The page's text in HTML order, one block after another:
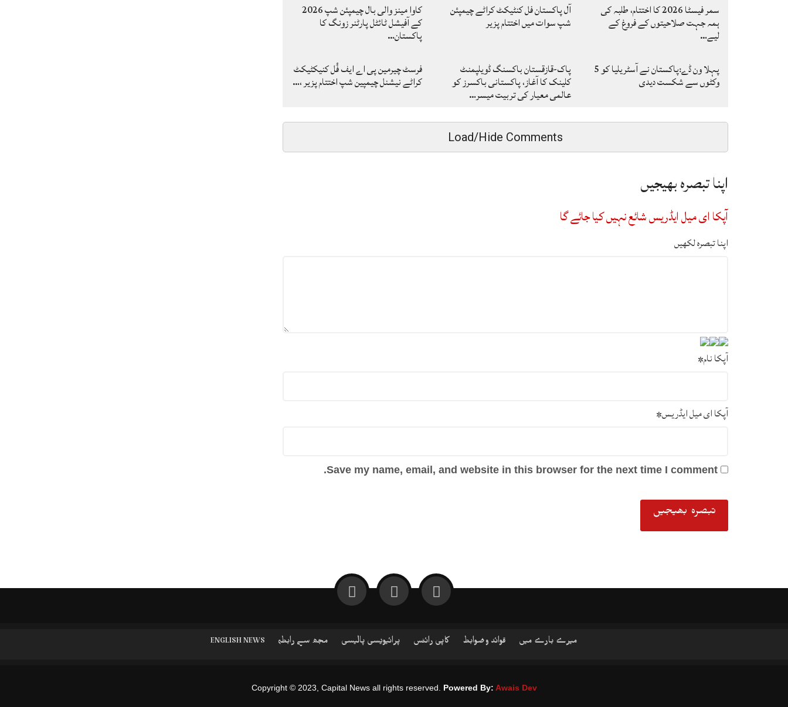
کاوا مینز والی بال چیمپئن شپ 2026
کے آفیشل ٹائٹل پارٹنر زونگ کا
پاکستان…
آل پاکستان فل کنٹیکٹ کراٹے چیمپئن
شپ سوات میں اختتام پزیر
سمر فیسٹا 2026 کا اختتام، طلبہ کی
ہمہ جہت صلاحیتوں کے فروغ کے
لیے…
فرسٹ چیرمین پی اے ایف فُل کنیکٹیکٹ
کراٹے نیشنل چیمپین شپ اختتام پزیر ،…
پاک-قازقستان باکسنگ ڈویلپمنٹ
کلینک کا آغاز، پاکستانی باکسرز کو
عالمی معیار کی تربیت میسر…
پہلا ون ڈے:پاکستان نے آسٹریلیا کو 5
وکٹوں سے شکست دیدی
Load/Hide Comments
اپنا تبصرہ بھیجیں
آپکا ای میل ایڈریس شائع نہیں کیا جائے گا
اپنا تبصرہ لکھیں
آپکا نام*
آپکا ای میل ایڈریس*
Save my name, email, and website in this browser for the next time I comment.
میرے بارے میں قوائد و ضوابط کاپی رائٹس پرائیویسی پالیسی مجھ سے رابطہ ENGLISH NEWS
Copyright © 2023, Capital News all rights reserved. Powered By: Awais Dev